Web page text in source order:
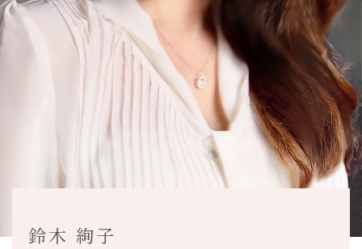
鈴木 絢子